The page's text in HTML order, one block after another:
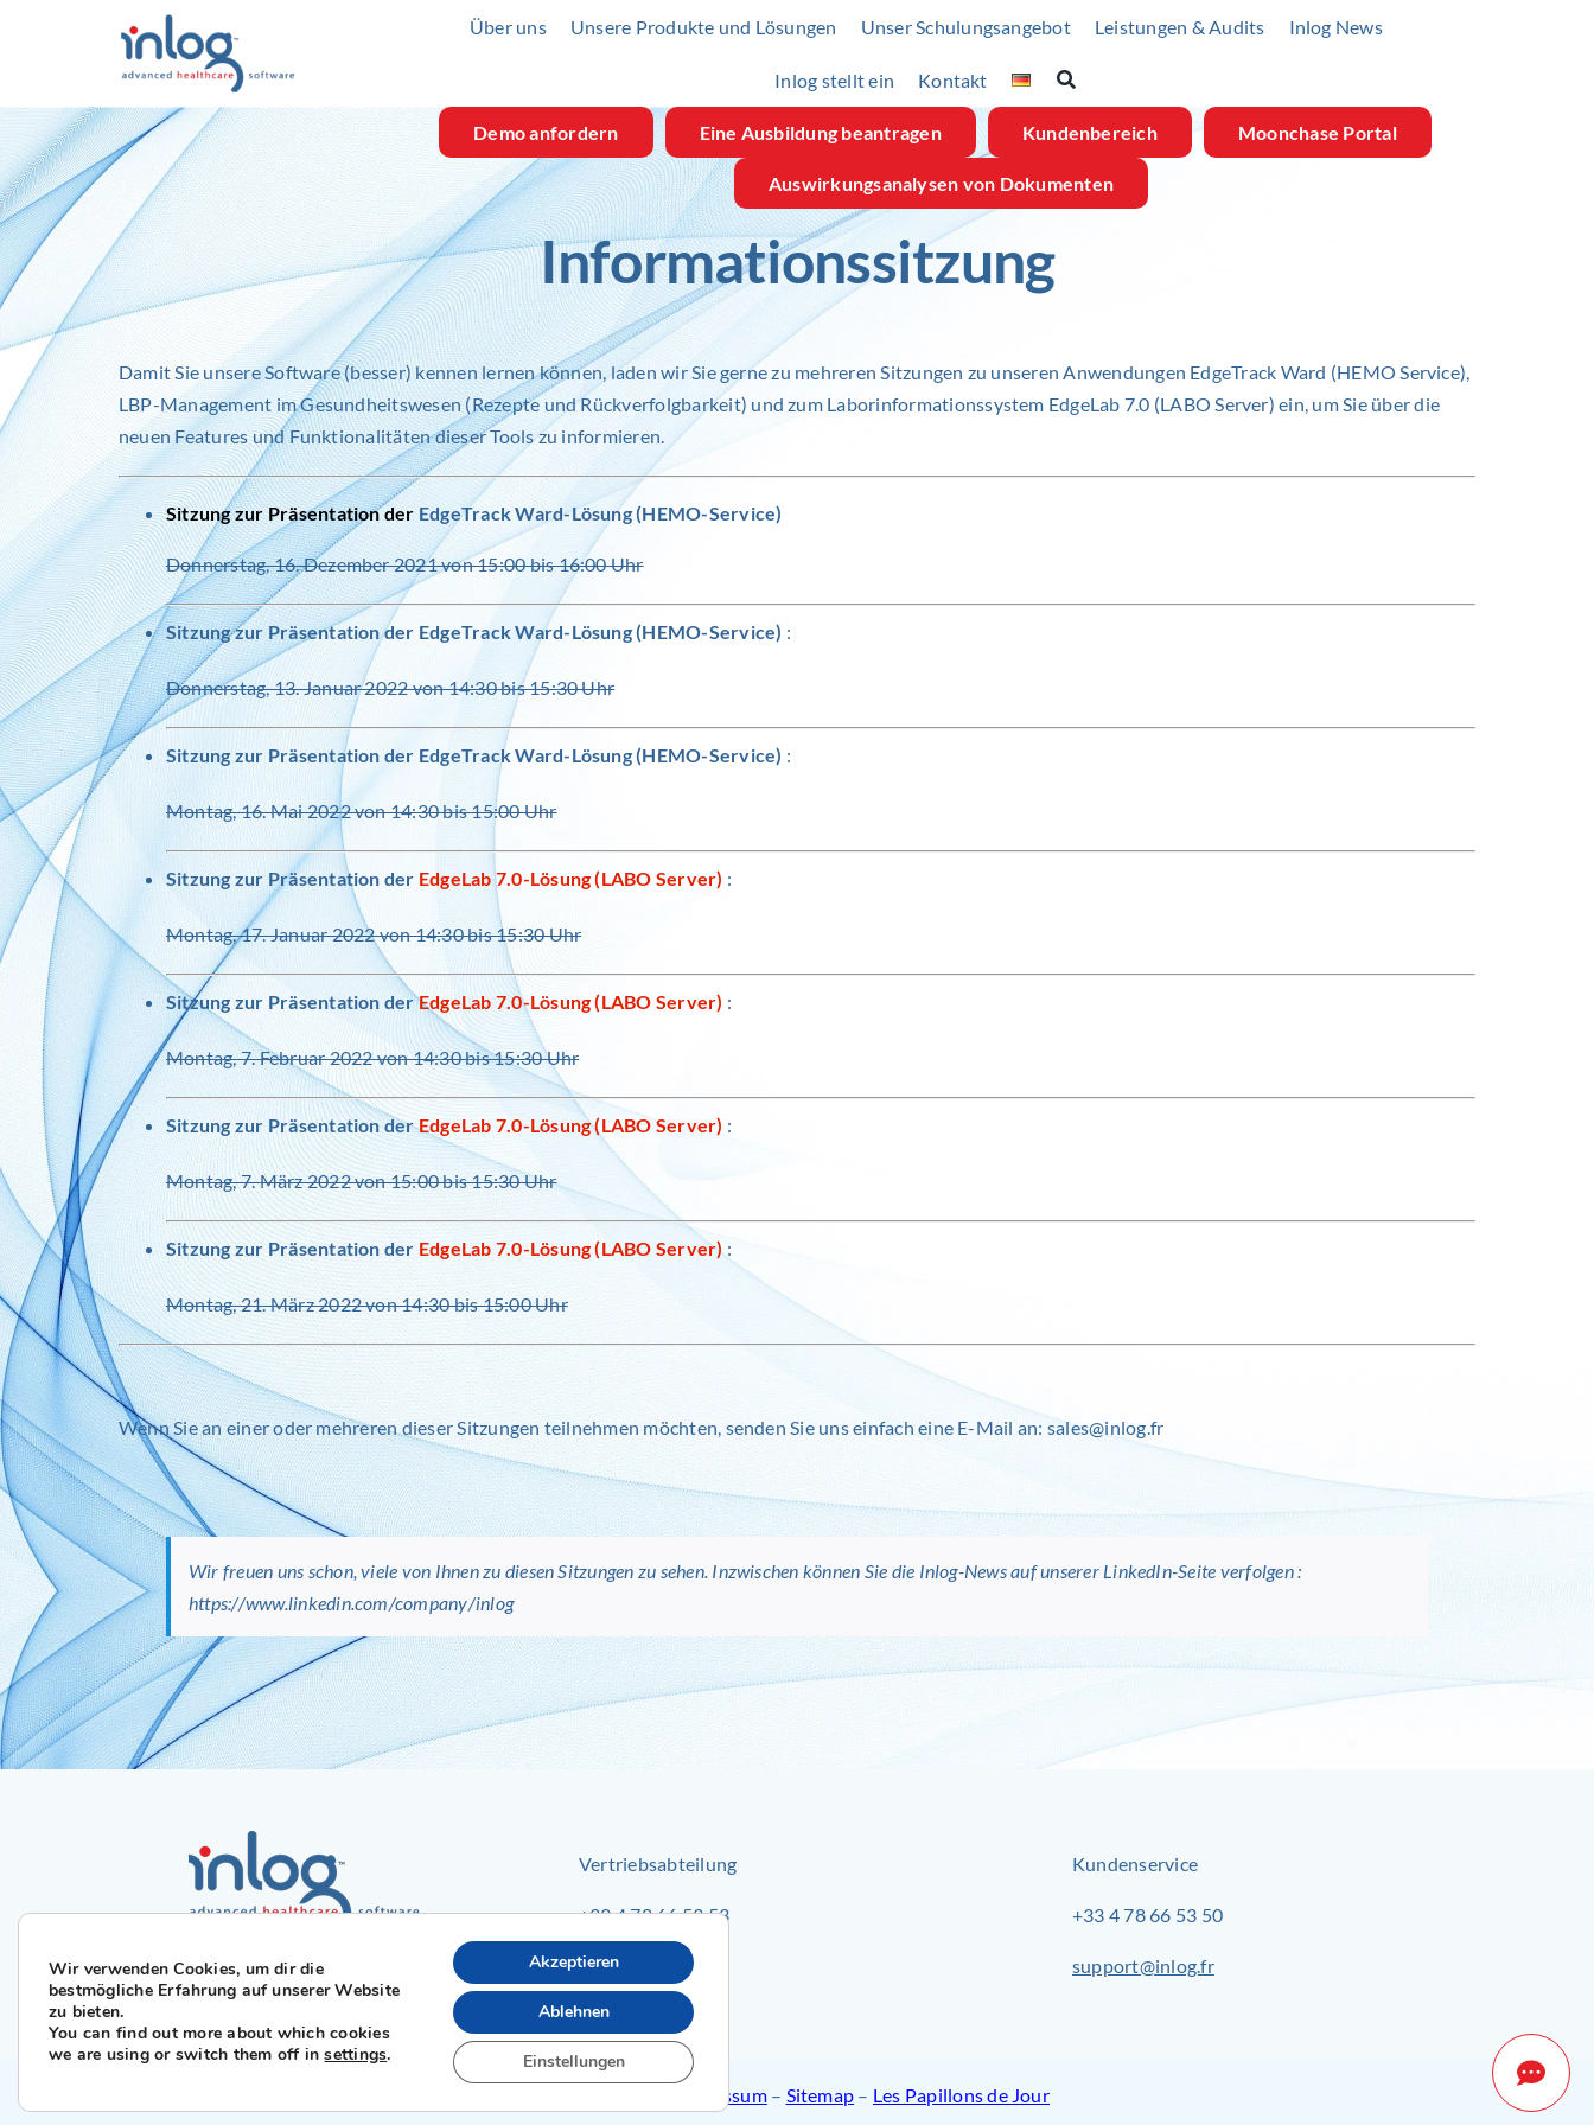
Über uns Unsere Produkte und Lösungen Unser Schulungsangebot Leistungen & Audits Inlog News
Inlog stellt ein Kontakt
Demo anfordern Eine Ausbildung beantragen Kundenbereich Moonchase Portal
Auswirkungsanalysen von Dokumenten
Informationssitzung
Damit Sie unsere Software (besser) kennen lernen können, laden wir Sie gerne zu mehreren Sitzungen zu unseren Anwendungen EdgeTrack Ward (HEMO Service),
LBP-Management im Gesundheitswesen (Rezepte und Rückverfolgbarkeit) und zum Laborinformationssystem EdgeLab 7.0 (LABO Server) ein, um Sie über die
neuen Features und Funktionalitäten dieser Tools zu informieren.
Sitzung zur Präsentation der EdgeTrack Ward-Lösung (HEMO-Service)
Donnerstag, 16. Dezember 2021 von 15:00 bis 16:00 Uhr
Sitzung zur Präsentation der EdgeTrack Ward-Lösung (HEMO-Service) :
Donnerstag, 13. Januar 2022 von 14:30 bis 15:30 Uhr
Sitzung zur Präsentation der EdgeTrack Ward-Lösung (HEMO-Service) :
Montag, 16. Mai 2022 von 14:30 bis 15:00 Uhr
Sitzung zur Präsentation der EdgeLab 7.0-Lösung (LABO Server) :
Montag, 17. Januar 2022 von 14:30 bis 15:30 Uhr
Sitzung zur Präsentation derEdgeLab 7.0-Lösung (LABO Server) :
Montag, 7. Februar 2022 von 14:30 bis 15:30 Uhr
Sitzung zur Präsentation derEdgeLab 7.0-Lösung (LABO Server) :
Montag, 7. März 2022 von 15:00 bis 15:30 Uhr
Sitzung zur Präsentation der EdgeLab 7.0-Lösung (LABO Server):
Montag, 21. März 2022 von 14:30 bis 15:00 Uhr
Wenn Sie an einer oder mehreren dieser Sitzungen teilnehmen möchten, senden Sie uns einfach eine E-Mail an: sales@inlog.fr
Wir freuen uns schon, viele von Ihnen zu diesen Sitzungen zu sehen. Inzwischen können Sie die Inlog-News auf unserer LinkedIn-Seite verfolgen :
https://www.linkedin.com/company/inlog
Vertriebsabteilung
+33 4 78 66 53 53
ventes@inlog.fr
Kundenservice
+33 4 78 66 53 50
support@inlog.fr
Impressum – Sitemap – Les Papillons de Jour
Wir verwenden Cookies, um dir die
bestmögliche Erfahrung auf unserer Website
zu bieten.
You can find out more about which cookies
we are using or switch them off insettings.
Akzeptieren
Ablehnen
Einstellungen